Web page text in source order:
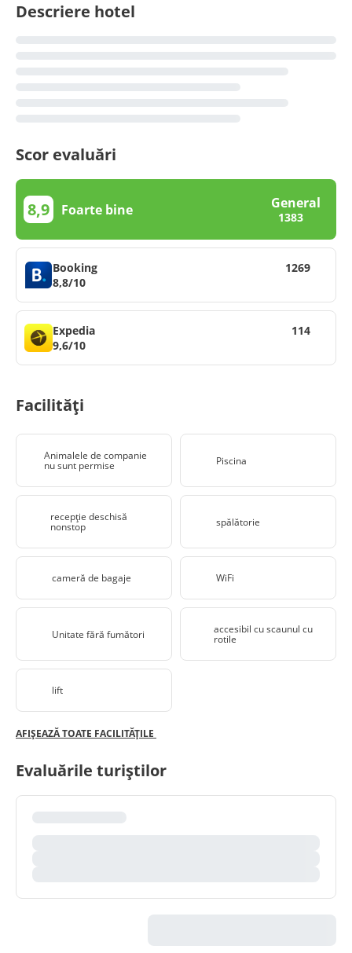
Descriere hotel
Scor evaluări
8,9 Foarte bine General
1383
Booking
8,8/10
1269
Expedia
9,6/10
114
Facilități
Animalele de companie
nu sunt permise Piscina
recepţie deschisă
nonstop spălătorie
cameră de bagaje WiFi
Unitate fără fumători accesibil cu scaunul cu
rotile
lift
AFIȘEAZĂ TOATE FACILITĂȚILE
Evaluările turiștilor